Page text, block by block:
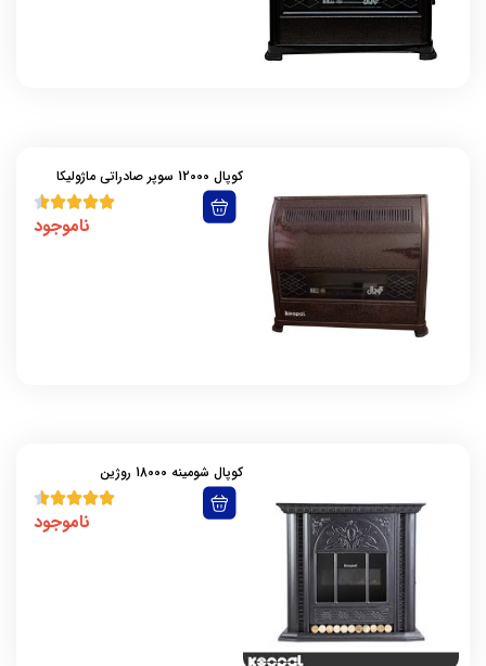
کوپال 12000 سوپر صادراتی ماژولیکا
ناموجود
کوپال شومینه 18000 روژین
ناموجود